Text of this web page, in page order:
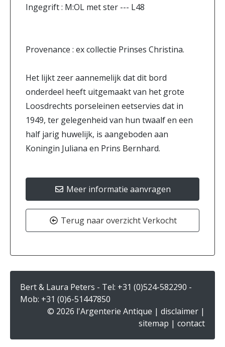
Ingegrift : M:OL met ster --- L48
Provenance : ex collectie Prinses Christina.
Het lijkt zeer aannemelijk dat dit bord
onderdeel heeft uitgemaakt van het grote
Loosdrechts porseleinen eetservies dat in
1949, ter gelegenheid van hun twaalf en een
half jarig huwelijk, is aangeboden aan
Koningin Juliana en Prins Bernhard.
Meer informatie aanvragen
Terug naar overzicht Verkocht
Bert & Laura Peters - Tel: +31 (0)524-582290 -
Mob: +31 (0)6-51447850
© 2026 l'Argenterie Antique | disclaimer |
sitemap | contact